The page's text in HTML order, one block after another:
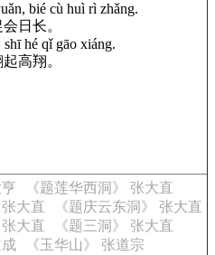
bié cù huì rì zhǎng.
日长。
hé qǐ gāo xiáng.
高翔。
《题莲华西洞》 张大直
张大直
《题庆云东洞》 张大直
张大直
《题三洞》 张大直
成
《玉华山》 张道宗